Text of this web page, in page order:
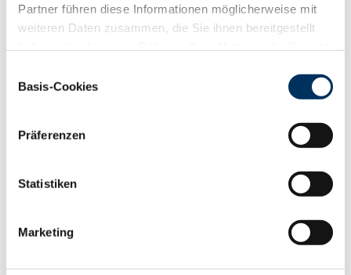
Partner führen diese Informationen möglicherweise mit
weiteren Daten zusammen, die Sie ihnen bereitgestellt
Cookies, wenn Sie unsere Webseite weiterhin nutzen.
Basis-Cookies
Präferenzen
Statistiken
Marketing